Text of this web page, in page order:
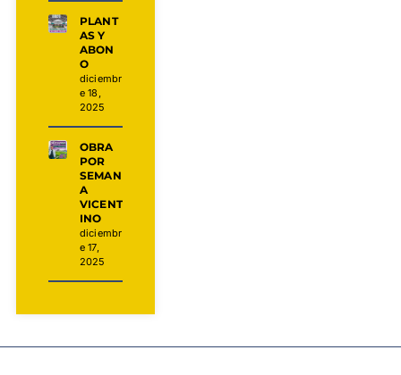
PLANT
AS Y
ABON
O
diciembr
e 18,
2025
OBRA
POR
SEMAN
A
VICENT
INO
diciembr
e 17,
2025